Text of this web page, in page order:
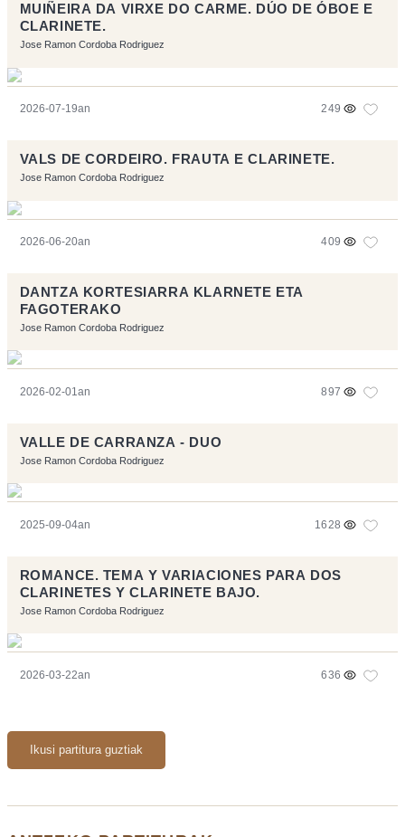
MUIÑEIRA DA VIRXE DO CARME. DÚO DE ÓBOE E
CLARINETE.
Jose Ramon Cordoba Rodriguez
2026-07-19an 249
VALS DE CORDEIRO. FRAUTA E CLARINETE.
Jose Ramon Cordoba Rodriguez
2026-06-20an 409
DANTZA KORTESIARRA KLARNETE ETA
FAGOTERAKO
Jose Ramon Cordoba Rodriguez
2026-02-01an 897
VALLE DE CARRANZA - DUO
Jose Ramon Cordoba Rodriguez
2025-09-04an 1628
ROMANCE. TEMA Y VARIACIONES PARA DOS
CLARINETES Y CLARINETE BAJO.
Jose Ramon Cordoba Rodriguez
2026-03-22an 636
Ikusi partitura guztiak